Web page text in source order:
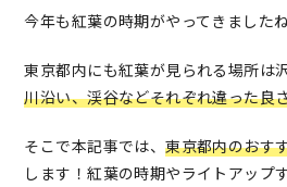
今年も紅葉の時期がやってきました
東京都内にも紅葉が見られる場所は
川沿い、渓谷などそれぞれ違った良
そこで本記事では、東京都内のおす
します！紅葉の時期やライトアップ